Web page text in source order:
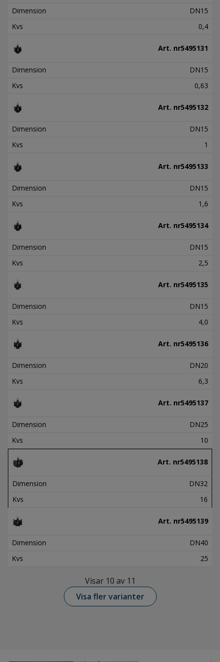
Dimension
DN15
Kvs
0,4
Art. nr5495131
Dimension
DN15
Kvs
0,63
Art. nr5495132
Dimension
DN15
Kvs
1
Art. nr5495133
Dimension
DN15
Kvs
1,6
Art. nr5495134
Dimension
DN15
Kvs
2,5
Art. nr5495135
Dimension
DN15
Kvs
4,0
Art. nr5495136
Dimension
DN20
Kvs
6,3
Art. nr5495137
Dimension
DN25
Kvs
10
Art. nr5495138
Dimension
DN32
Kvs
16
Art. nr5495139
Dimension
DN40
Kvs
25
Visar 10 av 11
Visa fler varianter